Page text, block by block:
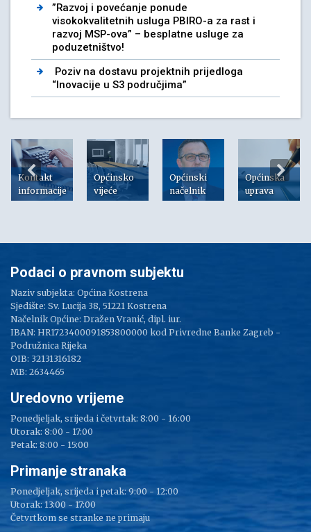
”Razvoj i povećanje ponude
visokokvalitetnih usluga PBIRO-a za rast i
razvoj MSP-ova” – besplatne usluge za
poduzetništvo!
Poziv na dostavu projektnih prijedloga
“Inovacije u S3 područjima”
Kontakt
informacije
Općinsko
vijeće
Općinski
načelnik
Općinska
uprava
Podaci o pravnom subjektu
Naziv subjekta: Općina Kostrena
Sjedište: Sv. Lucija 38, 51221 Kostrena
Načelnik Općine: Dražen Vranić, dipl. iur.
IBAN: HR1723400091853800000 kod Privredne Banke Zagreb -
Podružnica Rijeka
OIB: 32131316182
MB: 2634465
Uredovno vrijeme
Ponedjeljak, srijeda i četvrtak: 8:00 - 16:00
Utorak: 8:00 - 17:00
Petak: 8:00 - 15:00
Primanje stranaka
Ponedjeljak, srijeda i petak: 9:00 - 12:00
Utorak: 13:00 - 17:00
Četvrtkom se stranke ne primaju